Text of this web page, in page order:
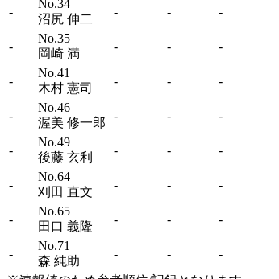
-
No.34
沼尻 伸二
- - -
-
No.35
岡崎 満
- - -
-
No.41
木村 憲司
- - -
-
No.46
渥美 修一郎
- - -
-
No.49
後藤 玄利
- - -
-
No.64
刈田 直文
- - -
-
No.65
田口 義隆
- - -
-
No.71
森 純助
- -
-